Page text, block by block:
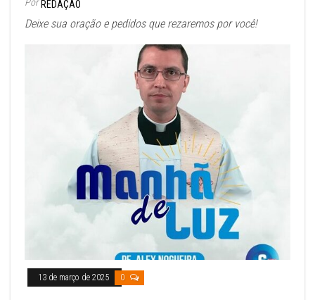
REDAÇÃO
Deixe sua oração e pedidos que rezaremos por você!
13 de março de 2025 0